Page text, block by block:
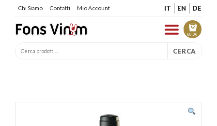
Chi Siamo Contatti Mio Account IT EN DE
€0.00
CERCA